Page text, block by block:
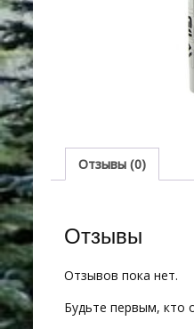
Отзывы (0)
Отзывы
Отзывов пока нет.
Будьте первым, кто